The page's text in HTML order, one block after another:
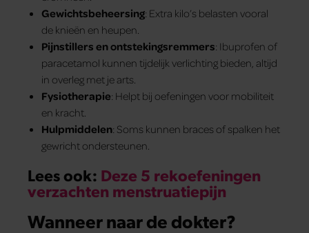
Gewichtsbeheersing: Extra kilo’s belasten vooral
de knieën en heupen.
Pijnstillers en ontstekingsremmers: Ibuprofen of
paracetamol kunnen tijdelijk verlichting bieden, altijd
in overleg met je arts.
Fysiotherapie: Helpt bij oefeningen voor mobiliteit
en kracht.
Hulpmiddelen: Soms kunnen braces of spalken het
gewricht ondersteunen.
Lees ook: Deze 5 rekoefeningen
verzachten menstruatiepijn
Wanneer naar de dokter?